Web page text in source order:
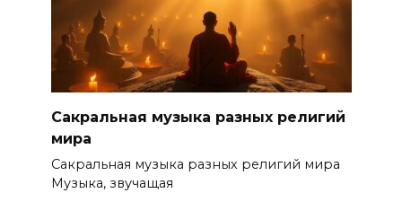
Сакральная музыка разных религий
мира
Сакральная музыка разных религий мира
Музыка, звучащая